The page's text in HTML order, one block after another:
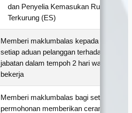
dan Penyelia Kemasukan Ruang
Terkurung (ES)
Memberi maklumbalas kepada
setiap aduan pelanggan terhadap
jabatan dalam tempoh 2 hari waktu
bekerja
Memberi maklumbalas bagi setiap
permohonan memberikan ceramah